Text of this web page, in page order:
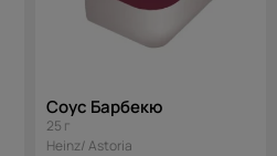
Соус Барбекю
25 г
Heinz/ Astoria